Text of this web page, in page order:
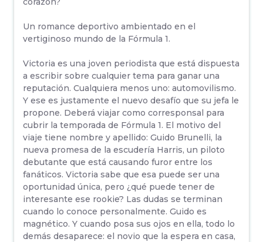
Un romance deportivo ambientado en el
vertiginoso mundo de la Fórmula 1.
Victoria es una joven periodista que está dispuesta
a escribir sobre cualquier tema para ganar una
reputación. Cualquiera menos uno: automovilismo.
Y ese es justamente el nuevo desafío que su jefa le
propone. Deberá viajar como corresponsal para
cubrir la temporada de Fórmula 1. El motivo del
viaje tiene nombre y apellido: Guido Brunelli, la
nueva promesa de la escudería Harris, un piloto
debutante que está causando furor entre los
fanáticos. Victoria sabe que esa puede ser una
oportunidad única, pero ¿qué puede tener de
interesante ese rookie? Las dudas se terminan
cuando lo conoce personalmente. Guido es
magnético. Y cuando posa sus ojos en ella, todo lo
demás desaparece: el novio que la espera en casa,